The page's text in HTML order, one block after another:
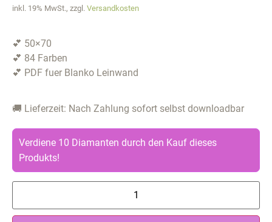
inkl. 19% MwSt., zzgl. Versandkosten
💕 50×70
💕 84 Farben
💕 PDF fuer Blanko Leinwand
🚚 Lieferzeit: Nach Zahlung sofort selbst downloadbar
Verdiene 10 Diamanten durch den Kauf dieses
Produkts!